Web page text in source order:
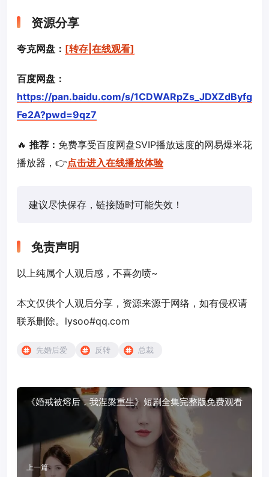
资源分享
夸克网盘： [转存|在线观看]
百度网盘：
https://pan.baidu.com/s/1CDWARpZs_JDXZdByfg
Fe2A?pwd=9qz7
🔥 推荐： 免费享受百度网盘SVIP播放速度的网易爆米花
播放器，👉点击进入在线播放体验
建议尽快保存，链接随时可能失效！
免责声明
以上纯属个人观后感，不喜勿喷~
本文仅供个人观后分享，资源来源于网络，如有侵权请
联系删除。lysoo#qq.com
先婚后爱 反转 总裁
《婚戒被熔后，我涅槃重生》短剧全集完整版免费观看
上一篇